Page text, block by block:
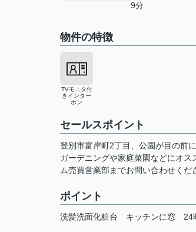
9分
物件の特徴
TVモニタ付
きインター
ホン
セールスポイント
登別市富岸町2丁目、公園が目の前
ガーデニングや家庭菜園などにオ
ム売買営業部までお問い合わせくだ
ポイント
洗髪洗面化粧台 キッチンに窓 24